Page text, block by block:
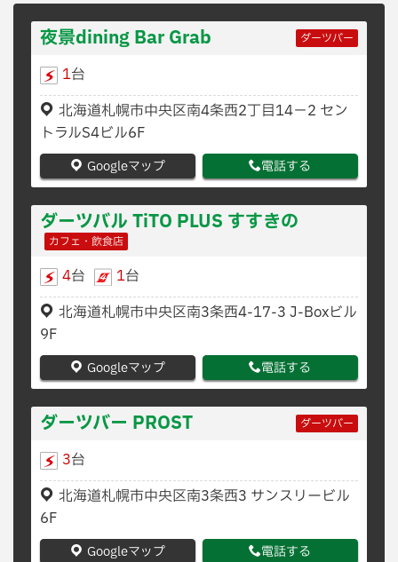
夜景dining Bar Grab ダーツバー
1台
北海道札幌市中央区南4条西2丁目14−2 セン
トラルS4ビル6F
Googleマップ 電話する
ダーツバル TiTO PLUS すすきの
カフェ・飲食店
4台 1台
北海道札幌市中央区南3条西4-17-3 J-Boxビル
9F
Googleマップ 電話する
ダーツバー PROST ダーツバー
3台
北海道札幌市中央区南3条西3 サンスリービル
6F
Googleマップ 電話する